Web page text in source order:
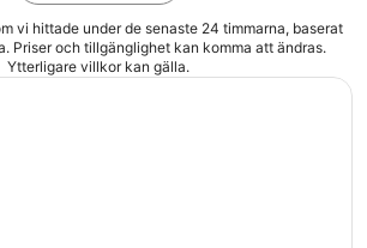
vi hittade under de senaste 24 timmarna, baserat
Priser och tillgänglighet kan komma att ändras.
Ytterligare villkor kan gälla.